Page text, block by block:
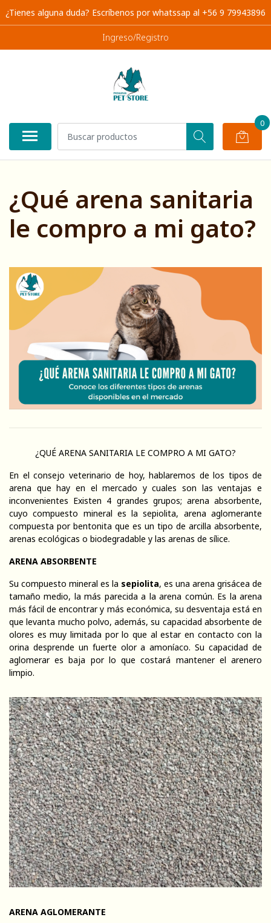
¿Tienes alguna duda? Escríbenos por whatssap al +56 9 79943896
Ingreso/Registro
0
¿Qué arena sanitaria
le compro a mi gato?
¿QUÉ ARENA SANITARIA LE COMPRO A MI GATO?
En el consejo veterinario de hoy, hablaremos de los tipos de
arena que hay en el mercado y cuales son las ventajas e
inconvenientes Existen 4 grandes grupos; arena absorbente,
cuyo compuesto mineral es la sepiolita, arena aglomerante
compuesta por bentonita que es un tipo de arcilla absorbente,
arenas ecológicas o biodegradable y las arenas de sílice.
ARENA ABSORBENTE
Su compuesto mineral es la sepiolita, es una arena grisácea de
tamaño medio, la más parecida a la arena común. Es la arena
más fácil de encontrar y más económica, su desventaja está en
que levanta mucho polvo, además, su capacidad absorbente de
olores es muy limitada por lo que al estar en contacto con la
orina desprende un fuerte olor a amoníaco. Su capacidad de
aglomerar es baja por lo que costará mantener el arenero
limpio.
ARENA AGLOMERANTE